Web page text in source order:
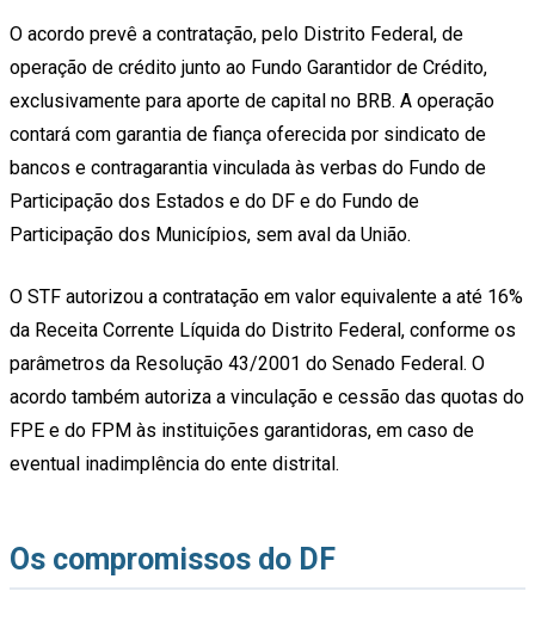
O acordo prevê a contratação, pelo Distrito Federal, de
operação de crédito junto ao Fundo Garantidor de Crédito,
exclusivamente para aporte de capital no BRB. A operação
contará com garantia de fiança oferecida por sindicato de
bancos e contragarantia vinculada às verbas do Fundo de
Participação dos Estados e do DF e do Fundo de
Participação dos Municípios, sem aval da União.
O STF autorizou a contratação em valor equivalente a até 16%
da Receita Corrente Líquida do Distrito Federal, conforme os
parâmetros da Resolução 43/2001 do Senado Federal. O
acordo também autoriza a vinculação e cessão das quotas do
FPE e do FPM às instituições garantidoras, em caso de
eventual inadimplência do ente distrital.
Os compromissos do DF